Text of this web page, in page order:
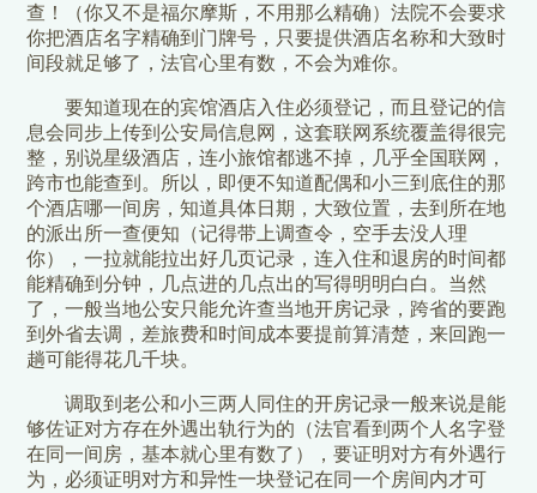
查！（你又不是福尔摩斯，不用那么精确）法院不会要求
你把酒店名字精确到门牌号，只要提供酒店名称和大致时
间段就足够了，法官心里有数，不会为难你。
要知道现在的宾馆酒店入住必须登记，而且登记的信
息会同步上传到公安局信息网，这套联网系统覆盖得很完
整，别说星级酒店，连小旅馆都逃不掉，几乎全国联网，
跨市也能查到。所以，即便不知道配偶和小三到底住的那
个酒店哪一间房，知道具体日期，大致位置，去到所在地
的派出所一查便知（记得带上调查令，空手去没人理
你），一拉就能拉出好几页记录，连入住和退房的时间都
能精确到分钟，几点进的几点出的写得明明白白。当然
了，一般当地公安只能允许查当地开房记录，跨省的要跑
到外省去调，差旅费和时间成本要提前算清楚，来回跑一
趟可能得花几千块。
调取到老公和小三两人同住的开房记录一般来说是能
够佐证对方存在外遇出轨行为的（法官看到两个人名字登
在同一间房，基本就心里有数了），要证明对方有外遇行
为，必须证明对方和异性一块登记在同一个房间内才可